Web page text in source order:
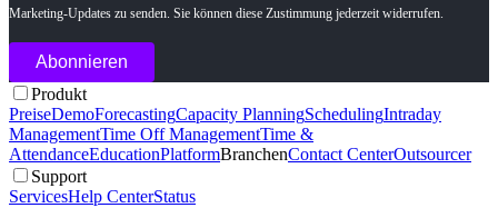
Marketing-Updates zu senden. Sie können diese Zustimmung jederzeit widerrufen.
Produkt
PreiseDemoForecastingCapacity PlanningSchedulingIntraday
ManagementTime Off ManagementTime &
AttendanceEducationPlatformBranchenContact CenterOutsourcer
Support
ServicesHelp CenterStatus